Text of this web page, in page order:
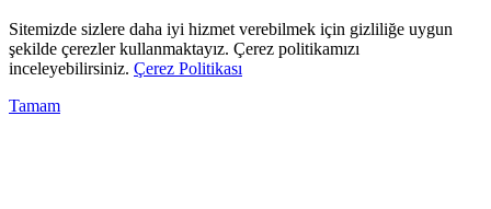
Sitemizde sizlere daha iyi hizmet verebilmek için gizliliğe uygun
şekilde çerezler kullanmaktayız. Çerez politikamızı
inceleyebilirsiniz. Çerez Politikası
Tamam